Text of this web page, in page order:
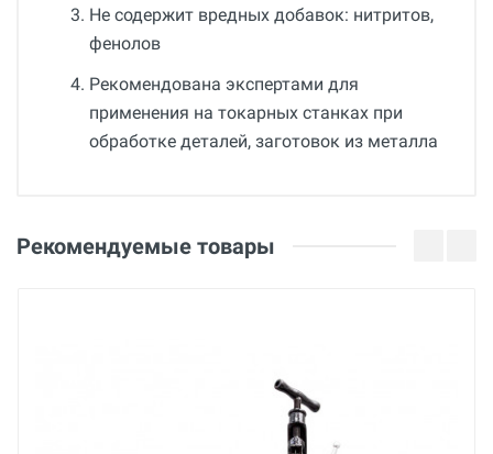
Не содержит вредных добавок: нитритов,
фенолов
Рекомендована экспертами для
применения на токарных станках при
обработке деталей, заготовок из металла
12 месяцев
14 Июня 2025
Рекомендуемые товары